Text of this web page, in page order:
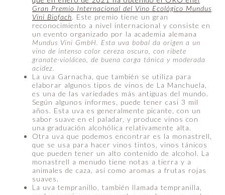
Gran Premio Internacional del Vino Ecológico Mundus
Vini Biofach
Este premio tiene un gran
reconocimiento a nivel internacional y consiste en
un evento organizado por la academia alemana
Mundus Vini GmbH. Esta uva bobal da origen a un
vino de intenso color cereza oscuro, con ribete
granate-violáceo, de buena carga tánica y moderada
acidez.
La uva Garnacha, que también se utiliza para
elaborar algunos tipos de vinos de La Manchuela,
es una de las variedades más antiguas del mundo.
Según algunos informes, puede tener casi 3 mil
años. Esta uva es generalmente picante, con un
sabor suave en el paladar, y produce vinos con
una graduación alcohólica relativamente alta.
Otra uva que podemos encontrar es la monastrell,
que se usa para hacer vinos tintos, vinos tánicos
que pueden tener un alto contenido de alcohol. La
monastrell a menudo tiene notas a tierra y a
animales de caza, así como aromas a frutas rojas
suaves.
La uva tempranillo, también llamada tempranilla,